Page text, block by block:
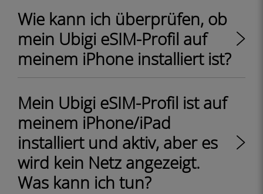
Wie kann ich überprüfen, ob
mein Ubigi eSIM-Profil auf
meinem iPhone installiert ist?
Mein Ubigi eSIM-Profil ist auf
meinem iPhone/iPad
installiert und aktiv, aber es
wird kein Netz angezeigt.
Was kann ich tun?